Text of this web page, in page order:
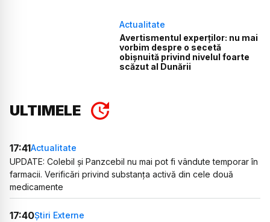
Actualitate
Avertismentul experților: nu mai
vorbim despre o secetă
obișnuită privind nivelul foarte
scăzut al Dunării
ULTIMELE
17:41Actualitate
UPDATE: Colebil și Panzcebil nu mai pot fi vândute temporar în
farmacii. Verificări privind substanța activă din cele două
medicamente
17:40Știri Externe